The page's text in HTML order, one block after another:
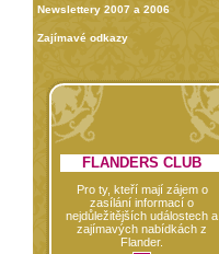
Newslettery 2007 a 2006
Zajímavé odkazy
FLANDERS CLUB
Pro ty, kteří mají zájem o
zasílání informací o
nejdůležitějších událostech a
zajímavých nabídkách z
Flander.